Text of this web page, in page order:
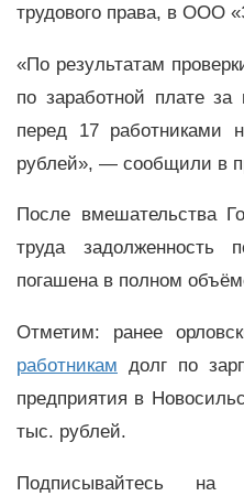
трудового права, в ООО
«По результатам
по заработной плате
перед 17
рублей», — сообщили в
После вмешательства
труда задолженность
погашена в полном
Отметим: ранее
работникам долг по
предприятия в
тыс. рублей.
Подписывайтесь